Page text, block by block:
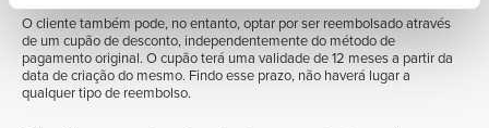
O cliente também pode, no entanto, optar por ser reembolsado através
de um cupão de desconto, independentemente do método de
pagamento original. O cupão terá uma validade de 12 meses a partir da
data de criação do mesmo. Findo esse prazo, não haverá lugar a
qualquer tipo de reembolso.